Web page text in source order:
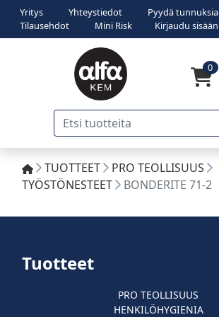
Yritys Yhteystiedot
Pyydä tunnuksia
Tilausehdot
Mini Risk Kirjaudu sisään
0
TUOTTEET
PRO TEOLLISUUS
TYÖSTÖNESTEET
BONDERITE 71-2
Tuotteet
PRO TEOLLISUUS
HENKILÖHYGIENIA